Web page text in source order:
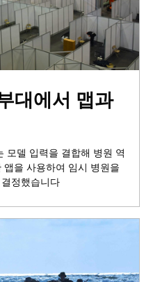
대에서 맵과
모델 입력을 결합해 병원 역
을 사용하여 임시 병원을
정했습니다